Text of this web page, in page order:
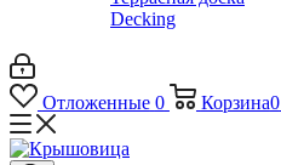
Decking
Отложенные 0 Корзина0